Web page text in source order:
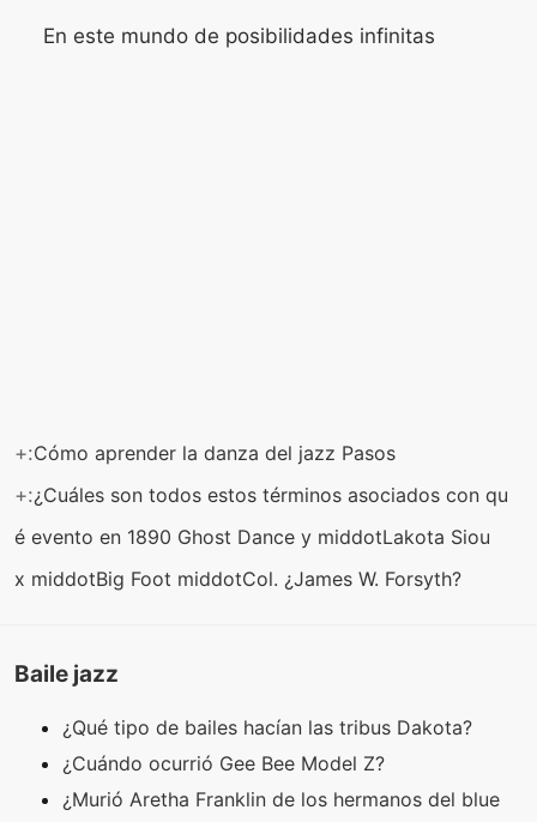
En este mundo de posibilidades infinitas
+:Cómo aprender la danza del jazz Pasos
+:¿Cuáles son todos estos términos asociados con qu
é evento en 1890 Ghost Dance y middotLakota Siou
x middotBig Foot middotCol. ¿James W. Forsyth?
Baile jazz
¿Qué tipo de bailes hacían las tribus Dakota?
¿Cuándo ocurrió Gee Bee Model Z?
¿Murió Aretha Franklin de los hermanos del blue